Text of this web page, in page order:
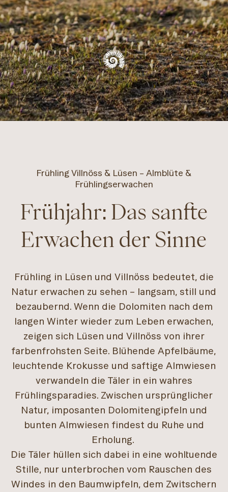
Frühling Villnöss & Lüsen – Almblüte &
Frühlingserwachen
Frühjahr: Das sanfte
Erwachen der Sinne
Frühling in Lüsen und Villnöss bedeutet, die
Natur erwachen zu sehen – langsam, still und
bezaubernd. Wenn die Dolomiten nach dem
langen Winter wieder zum Leben erwachen,
zeigen sich Lüsen und Villnöss von ihrer
farbenfrohsten Seite. Blühende Apfelbäume,
leuchtende Krokusse und saftige Almwiesen
verwandeln die Täler in ein wahres
Frühlingsparadies. Zwischen ursprünglicher
Natur, imposanten Dolomitengipfeln und
bunten Almwiesen findest du Ruhe und
Erholung.
Die Täler hüllen sich dabei in eine wohltuende
Stille, nur unterbrochen vom Rauschen des
Windes in den Baumwipfeln, dem Zwitschern